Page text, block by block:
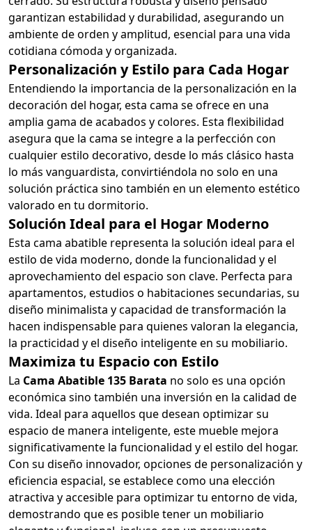
garantizan estabilidad y durabilidad, asegurando un
ambiente de orden y amplitud, esencial para una vida
cotidiana cómoda y organizada.
Personalización y Estilo para Cada Hogar
Entendiendo la importancia de la personalización en la
decoración del hogar, esta cama se ofrece en una
amplia gama de acabados y colores. Esta flexibilidad
asegura que la cama se integre a la perfección con
cualquier estilo decorativo, desde lo más clásico hasta
lo más vanguardista, convirtiéndola no solo en una
solución práctica sino también en un elemento estético
valorado en tu dormitorio.
Solución Ideal para el Hogar Moderno
Esta cama abatible representa la solución ideal para el
estilo de vida moderno, donde la funcionalidad y el
aprovechamiento del espacio son clave. Perfecta para
apartamentos, estudios o habitaciones secundarias, su
diseño minimalista y capacidad de transformación la
hacen indispensable para quienes valoran la elegancia,
la practicidad y el diseño inteligente en su mobiliario.
Maximiza tu Espacio con Estilo
La Cama Abatible 135 Barata no solo es una opción
económica sino también una inversión en la calidad de
vida. Ideal para aquellos que desean optimizar su
espacio de manera inteligente, este mueble mejora
significativamente la funcionalidad y el estilo del hogar.
Con su diseño innovador, opciones de personalización y
eficiencia espacial, se establece como una elección
atractiva y accesible para optimizar tu entorno de vida,
demostrando que es posible tener un mobiliario